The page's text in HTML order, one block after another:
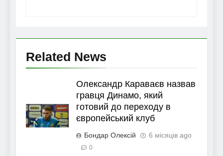
Related News
Олександр Караваєв назвав
гравця Динамо, який
готовий до переходу в
європейський клуб
Бондар Олексій 6 місяців ago
0